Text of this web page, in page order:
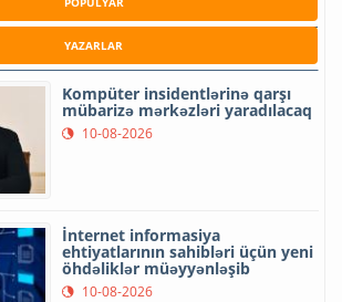
YAZARLAR
Kompüter insidentlərinə qarşı
mübarizə mərkəzləri yaradılacaq
10-08-2026
İnternet informasiya
ehtiyatlarının sahibləri üçün yeni
öhdəliklər müəyyənləşib
10-08-2026